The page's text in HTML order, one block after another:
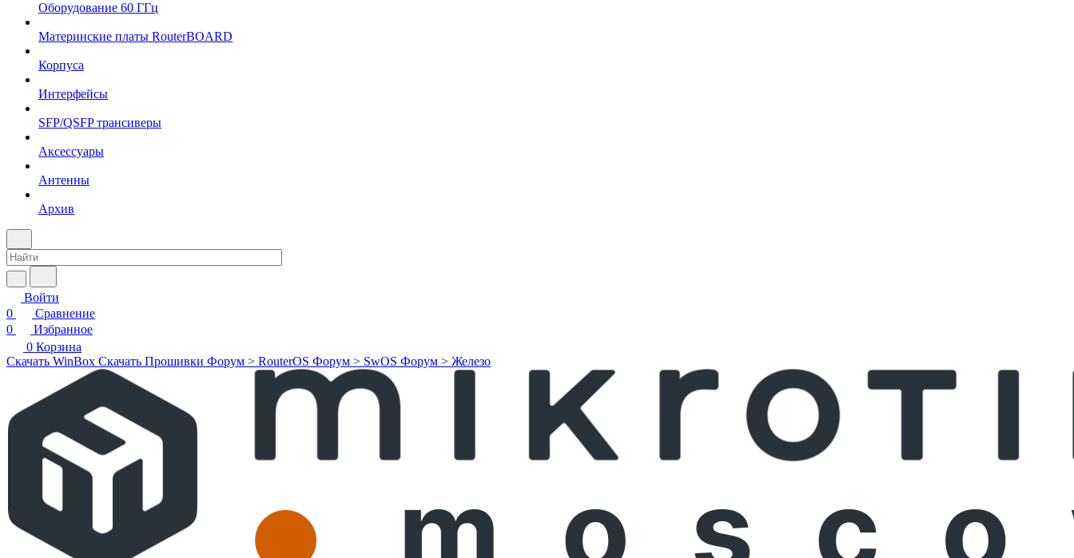
Оборудование 60 ГГц
Материнские платы RouterBOARD
Корпуса
Интерфейсы
SFP/QSFP трансиверы
Аксессуары
Антенны
Архив
Войти
0
Сравнение
0
Избранное
0 Корзина
Скачать WinBox Скачать Прошивки Форум > RouterOS Форум > SwOS Форум > Железо